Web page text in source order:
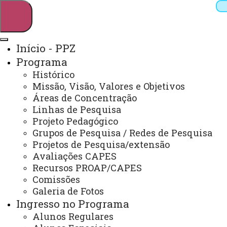
Webmail Sistemas
Arquivo Virtual
Campus
Início - PPZ
Programa
Histórico
Missão, Visão, Valores e Objetivos
Áreas de Concentração
Linhas de Pesquisa
Projeto Pedagógico
Grupos de Pesquisa / Redes de Pesquisa
Projetos de Pesquisa/extensão
Avaliações CAPES
Recursos PROAP/CAPES
Comissões
Galeria de Fotos
Ingresso no Programa
Alunos Regulares
Zootecnia - Unioeste/UTFPR